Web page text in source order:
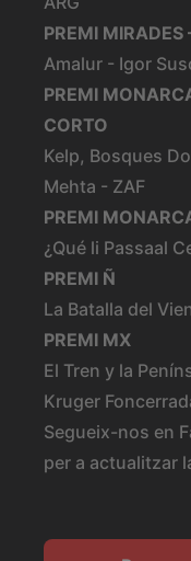
PREMI MIRADES
Amalur - Igor
PREMI
CORTO
Kelp, Bosques
Mehta - ZAF
PREMI
¿Qué li Passaal
PREMI Ñ
La Batalla del
PREMI MX
El Tren y la
Kruger
Segueix-nos en
per a actualitzar